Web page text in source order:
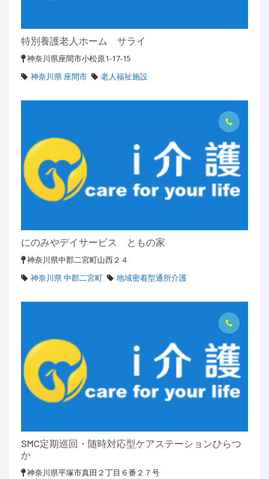
特別養護老人ホーム サライ
神奈川県座間市小松原1-17-15
神奈川県 座間市
老人福祉施設
にのみやデイサービス ともの家
神奈川県中郡二宮町山西２４
神奈川県 中郡二宮町
地域密着型通所介護
SMC定期巡回・随時対応型ケアステーションひらつ
か
神奈川県平塚市真田２丁目６番２７号